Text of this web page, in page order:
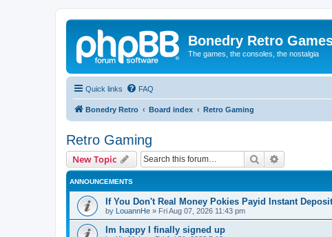
Bonedry Retro
The games, the consoles, the nostalgia
Quick links FAQ
Bonedry Retro Board index Retro Gaming
Retro Gaming
New Topic Search
ANNOUNCEMENTS
If You Don't Real Money Pokies Payid Instant
by LouannHe » Fri Aug 07, 2026 11:43 pm
Im happy I finally signed up